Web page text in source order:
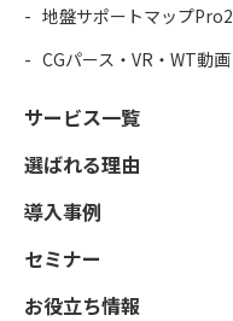
地盤サポートマップPro2
CGパース・VR・WT動画
サービス一覧
選ばれる理由
導入事例
セミナー
お役立ち情報